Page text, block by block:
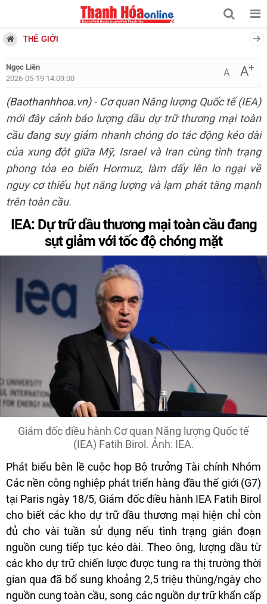
THẾ GIỚI
Ngọc Liên
2026-05-19 14:09:00
A A+
(Baothanhhoa.vn)- Cơ quan Năng lượng Quốc tế (IEA)
mới đây cảnh báo lượng dầu dự trữ thương mại toàn
cầu đang suy giảm nhanh chóng do tác động kéo dài
của xung đột giữa Mỹ, Israel và Iran cùng tình trạng
phong tỏa eo biển Hormuz, làm dấy lên lo ngại về
nguy cơ thiếu hụt năng lượng và lạm phát tăng mạnh
trên toàn cầu.
IEA: Dự trữ dầu thương mại toàn cầu đang
sụt giảm với tốc độ chóng mặt
Giám đốc điều hành Cơ quan Năng lượng Quốc tế
(IEA) Fatih Birol. Ảnh: IEA.
Phát biểu bên lề cuộc họp Bộ trưởng Tài chính Nhóm
Các nền công nghiệp phát triển hàng đầu thế giới (G7)
tại Paris ngày 18/5, Giám đốc điều hành IEA Fatih Birol
cho biết các kho dự trữ dầu thương mại hiện chỉ còn
đủ cho vài tuần sử dụng nếu tình trạng gián đoạn
nguồn cung tiếp tục kéo dài. Theo ông, lượng dầu từ
các kho dự trữ chiến lược được tung ra thị trường thời
gian qua đã bổ sung khoảng 2,5 triệu thùng/ngày cho
nguồn cung toàn cầu, song các nguồn dự trữ khẩn cấp